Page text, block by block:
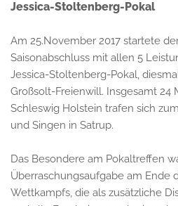
Jessica-Stoltenberg-Pokal
Am 25.November 2017 startete
Saisonabschluss mit allen 5
Jessica-Stoltenberg-Pokal,
Großsolt-Freienwill. Insgesamt 24
Schleswig Holstein trafen sich
und Singen in Satrup.
Das Besondere am Pokaltreffen
Überraschungsaufgabe am Ende
Wettkampfs, die als zusätzliche